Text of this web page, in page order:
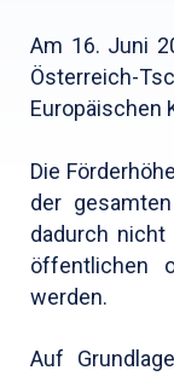
Am 16. Juni
Österreich-
Europäischen
Die
der
dadurch
öffentlichen
werden.
Auf